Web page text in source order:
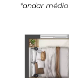
*andar médio